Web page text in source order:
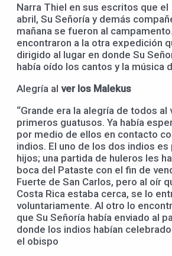
Narra Thiel en sus escritos que
abril, Su Señoría y demás
mañana se fueron al
encontraron a la otra expedición
dirigido al lugar en donde Su
había oído los cantos y la música
Alegría al ver los Malekus
“Grande era la alegría de todos al
primeros guatusos. Ya había
por medio de ellos en contacto
indios. El uno de los dos indios
hijos; una partida de huleros les
boca del Pataste con el fin de
Fuerte de San Carlos, pero al oír
Costa Rica estaba cerca, se lo
voluntariamente. Al otro lo
que Su Señoría había enviado al
donde los indios habían
el obispo